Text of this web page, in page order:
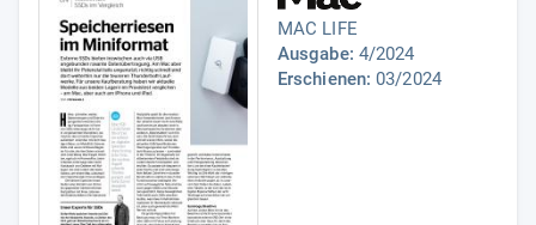
MAC LIFE
Ausgabe: 4/2024
Erschienen: 03/2024